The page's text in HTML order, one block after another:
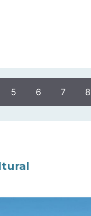
5 6 7 8